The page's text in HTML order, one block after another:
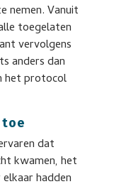
nemen. Vanuit
toegelaten
vervolgens
anders dan
het protocol
toe
dat
kwamen, het
hadden